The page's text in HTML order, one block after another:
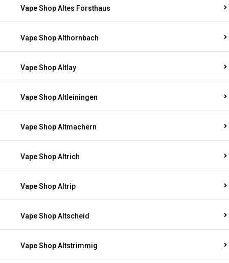
Vape Shop Altes Forsthaus
Vape Shop Althornbach
Vape Shop Altlay
Vape Shop Altleiningen
Vape Shop Altmachern
Vape Shop Altrich
Vape Shop Altrip
Vape Shop Altscheid
Vape Shop Altstrimmig